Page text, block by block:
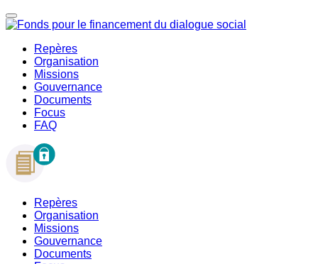
Repères
Organisation
Missions
Gouvernance
Documents
Focus
FAQ
Repères
Organisation
Missions
Gouvernance
Documents